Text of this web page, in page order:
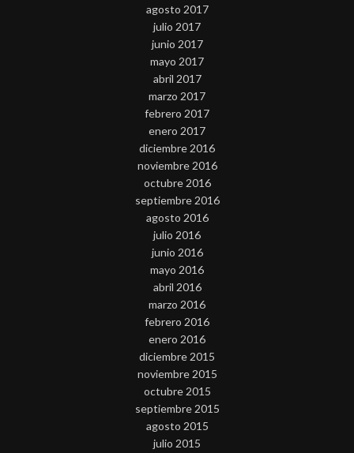
agosto 2017
julio 2017
junio 2017
mayo 2017
abril 2017
marzo 2017
febrero 2017
enero 2017
diciembre 2016
noviembre 2016
octubre 2016
septiembre 2016
agosto 2016
julio 2016
junio 2016
mayo 2016
abril 2016
marzo 2016
febrero 2016
enero 2016
diciembre 2015
noviembre 2015
octubre 2015
septiembre 2015
agosto 2015
julio 2015